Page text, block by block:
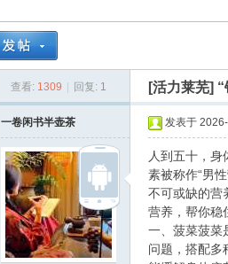
查看: 1309 回复: 1 [活力莱芜]
一卷闲书半壶茶 发表于
人到五十，
素被称作“男
不可或缺的营
营养，帮你稳
一、菠菜菠菜
问题，搭配多